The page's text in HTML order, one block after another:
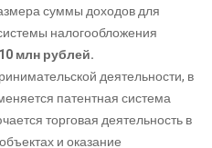
суммы доходов для
налогообложения
млн рублей.
деятельности, в
патентная система
торговая деятельность в
и оказание